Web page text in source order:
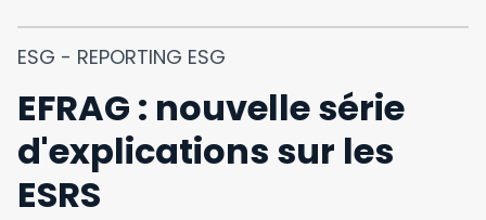
ESG - REPORTING ESG
EFRAG : nouvelle série
d'explications sur les
ESRS